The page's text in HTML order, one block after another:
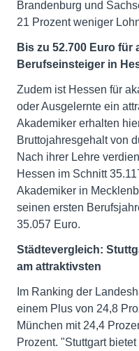
Brandenburg und
21 Prozent weniger
Bis zu 52.700 Euro für
Berufseinsteiger in
Zudem ist Hessen für
oder Ausgelernte ein
Akademiker erhalten
Bruttojahresgehalt von
Nach ihrer Lehre
Hessen im Schnitt
Akademiker in
seinen ersten
35.057 Euro.
Städtevergleich:
am attraktivsten
Im Ranking der
einem Plus von 24,8
München mit 24,4
Prozent. "Stuttgart